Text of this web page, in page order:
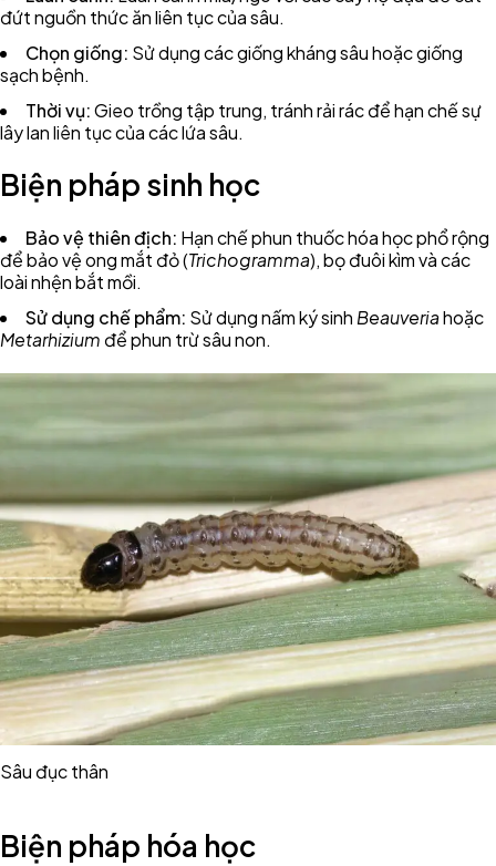
đứt nguồn thức ăn liên tục của sâu.
Chọn giống: Sử dụng các giống kháng sâu hoặc giống
sạch bệnh.
Thời vụ:Gieo trồng tập trung, tránh rải rác để hạn chế sự
lây lan liên tục của các lứa sâu.
Biện pháp sinh học
Bảo vệ thiên địch: Hạn chế phun thuốc hóa học phổ rộng
để bảo vệ ong mắt đỏ (Trichogramma), bọ đuôi kìm và các
loài nhện bắt mồi.
Sử dụng chế phẩm: Sử dụng nấm ký sinh Beauveriahoặc
Metarhizium để phun trừ sâu non.
Sâu đục thân
Biện pháp hóa học